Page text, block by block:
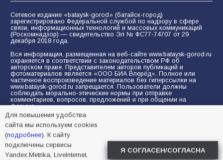
Сетевое издание «bataysk-gorod» (батайск-город)
зарегистрировано Федеральной службой по надзору в сфере
связи, информационных технологий и массовых коммуникаций
(Роскомнадзор) — свидетельство Эл № ФС77-74707 от 29
декабря 2018 года.
Вся информация, размещенная на веб-сайте www.bataysk-gorod.ru
охраняется в соответствии с законодательством РФ об
авторском праве. Представителем авторов публикаций и
фотоматериалов является «ООО БИА Вперёд». Полное или
частичное воспроизведение материалов без гиперссылки на
www.bataysk-gorod.ru запрещается. Пользователи должны
соблюдать морально-этические нормы при отправке
комментариев, вопросов, предложений и при общении на
форуме.
Политика конфиденциальности и защиты информации
Согласие на обработку персональных данных с помощью
сервисов Yandex.Metrika, LiveInternet, top.mail.ru
© 2005-2026 БИА «ВПЕРЕД»
Для повышения удобства
сайта мы используем cookies
(подробнее). К сайту
подключены сервисы
Yandex.Metrika, LiveInternet,
Я СОГЛАСЕН/СОГЛАСНА